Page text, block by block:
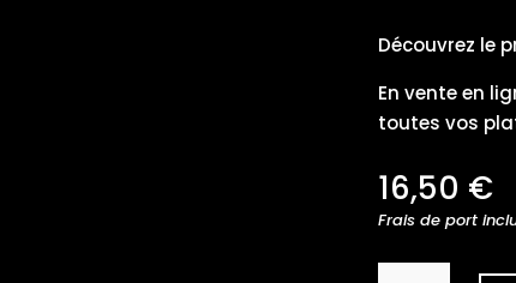
Découvrez le
En vente en
toutes vos
16,50 €
Frais de port